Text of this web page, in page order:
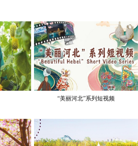
“美丽河北”系列短视频